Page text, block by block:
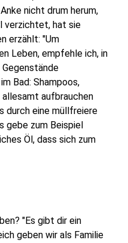
nicht drum herum,
verzichtet, hat sie
erzählt: "Um
Leben, empfehle ich, in
Gegenstände
Bad: Shampoos,
allesamt aufbrauchen
durch eine müllfreiere
gebe zum Beispiel
Öl, dass sich zum
"Es gibt dir ein
geben wir als Familie